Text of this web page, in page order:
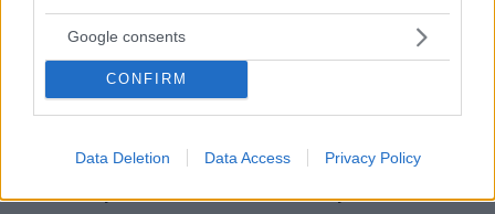
Google consents
CONFIRM
Data Deletion Data Access Privacy Policy
Φωτιά σε εγκαταστάσεις της Aramco στην Τζιζάν της
Σαουδικής Αραβίας
09.08.2026, 05:51
Δυστύχημα στο Περού: Δεκατρείς νεκροί και τέσσερις
09.08.2026, 05:19
Φοκάτσια με κοτόπουλο, πέστο και ντοματίνια